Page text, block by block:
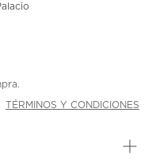
TÉRMINOS Y CONDICIONES